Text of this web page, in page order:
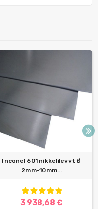
Inconel 601 nikkelilevyt Ø
2mm-10mm...
3 938,68 €